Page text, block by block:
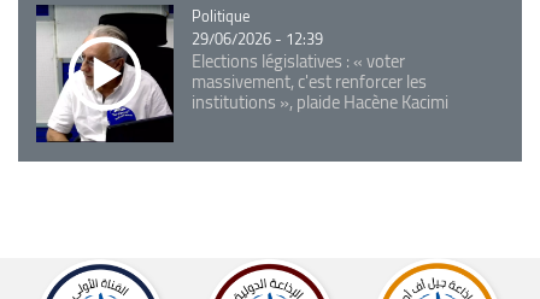
Catégorie
Politique
29/06/2026 - 12:39
Elections législatives : « voter
massivement, c'est renforcer les
institutions », plaide Hacène Kacimi